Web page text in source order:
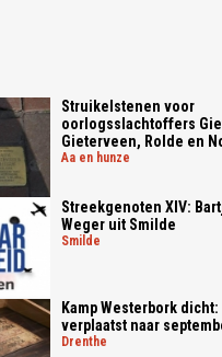
Struikelstenen voor
oorlogsslachtoffers
Gieterveen, Rolde en
aa en hunze
Streekgenoten XIV:
Weger uit Smilde
smilde
Kamp Westerbork
verplaatst naar
drenthe